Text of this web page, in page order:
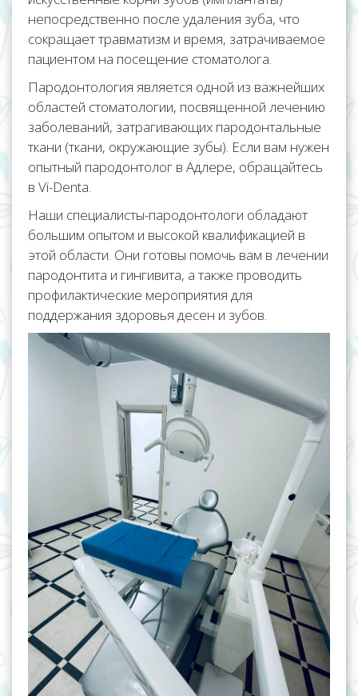
непосредственно после удаления зуба, что
сокращает травматизм и время, затрачиваемое
пациентом на посещение стоматолога.
Пародонтология является одной из важнейших
областей стоматологии, посвященной лечению
заболеваний, затрагивающих пародонтальные
ткани (ткани, окружающие зубы). Если вам нужен
опытный пародонтолог в Адлере, обращайтесь
в Vi-Denta.
Наши специалисты-пародонтологи обладают
большим опытом и высокой квалификацией в
этой области. Они готовы помочь вам в лечении
пародонтита и гингивита, а также проводить
профилактические мероприятия для
поддержания здоровья десен и зубов.